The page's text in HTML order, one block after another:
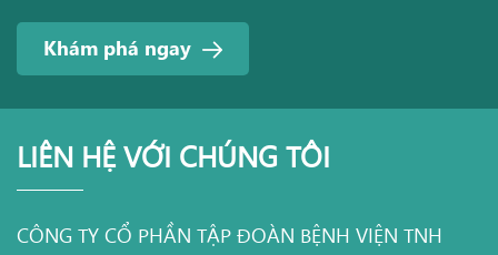
Khám phá ngay
LIÊN HỆ VỚI CHÚNG TÔI
CÔNG TY CỔ PHẦN TẬP ĐOÀN BỆNH VIỆN TNH